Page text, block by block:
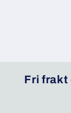
Fri frakt